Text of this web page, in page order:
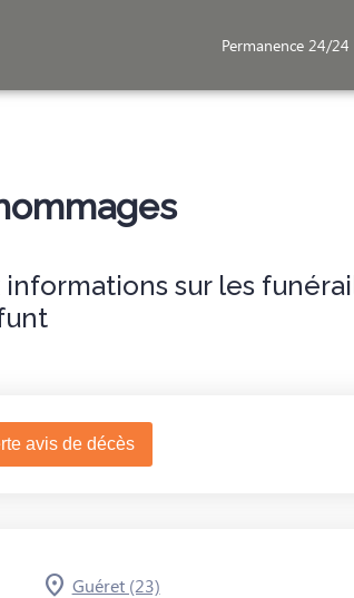
Permanence 24/24
ESPACES HOMMAGESNOS
sur les
avis de décès
Guéret (23)